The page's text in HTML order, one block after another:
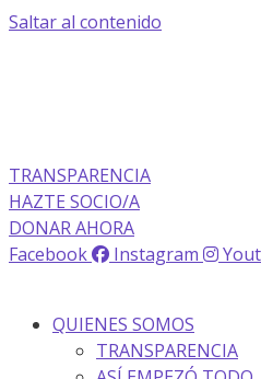
Saltar al contenido
TRANSPARENCIA
HAZTE SOCIO/A
DONAR AHORA
Facebook
Instagram
QUIENES SOMOS
TRANSPARENCIA